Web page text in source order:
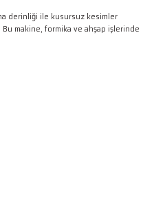
derinliği ile kusursuz kesimler
Bu makine, formika ve ahşap işlerinde